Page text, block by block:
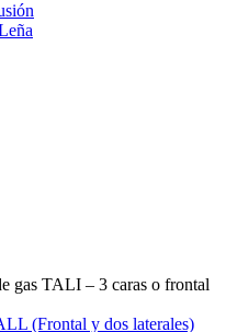
gas TALI – 3 caras o frontal